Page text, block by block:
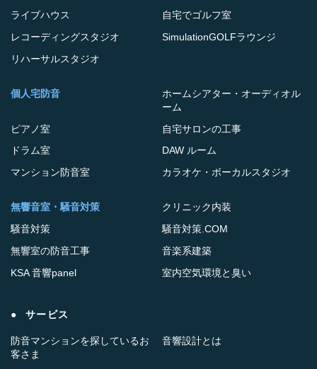
ライブハウス
レコーディングスタジオ
リハーサルスタジオ
自宅でゴルフ室
SimulationGOLFラウンジ
個人宅防音
ピアノ室
ドラム室
マンション防音室
ホームシアター・オーディオル
ーム
自宅サロンの工事
DAW ルーム
カラオケ・ボーカルスタジオ
無響音室・騒音対策
騒音対策
無響室の防音工事
KSA 音響panel
室内空気環境と臭い
クリニック内装
騒音対策.COM
音楽系建築
サービス
防音マンションを探しているお
客さま
音響設計とは